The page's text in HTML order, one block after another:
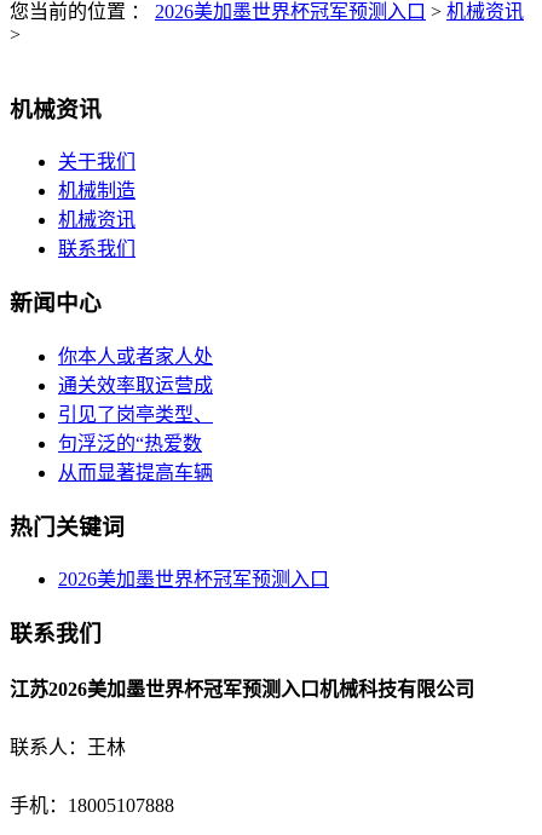
您当前的位置 ： 2026美加墨世界杯冠军预测入口 > 机械资讯
>
机械资讯
关于我们
机械制造
机械资讯
联系我们
新闻中心
你本人或者家人处
通关效率取运营成
引见了岗亭类型、
句浮泛的“热爱数
从而显著提高车辆
热门关键词
2026美加墨世界杯冠军预测入口
联系我们
江苏2026美加墨世界杯冠军预测入口机械科技有限公司
联系人：王林
手机：18005107888